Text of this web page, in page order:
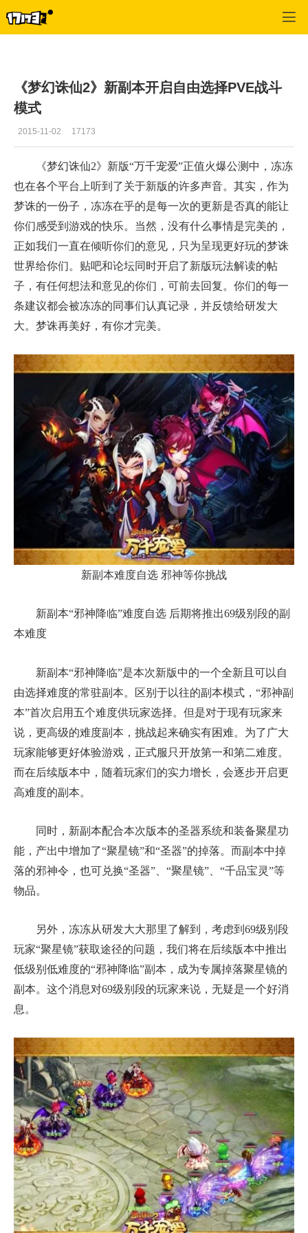
《梦幻诛仙2》新副本开启自由选择PVE战斗
模式
2015-11-02 17173
《梦幻诛仙2》新版“万千宠爱”正值火爆公测中，冻冻
也在各个平台上听到了关于新版的许多声音。其实，作为
梦诛的一份子，冻冻在乎的是每一次的更新是否真的能让
你们感受到游戏的快乐。当然，没有什么事情是完美的，
正如我们一直在倾听你们的意见，只为呈现更好玩的梦诛
世界给你们。贴吧和论坛同时开启了新版玩法解读的帖
子，有任何想法和意见的你们，可前去回复。你们的每一
条建议都会被冻冻的同事们认真记录，并反馈给研发大
大。梦诛再美好，有你才完美。
新副本难度自选 邪神等你挑战
新副本“邪神降临”难度自选 后期将推出69级别段的副
本难度
新副本“邪神降临”是本次新版中的一个全新且可以自
由选择难度的常驻副本。区别于以往的副本模式，“邪神副
本”首次启用五个难度供玩家选择。但是对于现有玩家来
说，更高级的难度副本，挑战起来确实有困难。为了广大
玩家能够更好体验游戏，正式服只开放第一和第二难度。
而在后续版本中，随着玩家们的实力增长，会逐步开启更
高难度的副本。
同时，新副本配合本次版本的圣器系统和装备聚星功
能，产出中增加了“聚星镜”和“圣器”的掉落。而副本中掉
落的邪神令，也可兑换“圣器”、“聚星镜”、“千品宝灵”等
物品。
另外，冻冻从研发大大那里了解到，考虑到69级别段
玩家“聚星镜”获取途径的问题，我们将在后续版本中推出
低级别低难度的“邪神降临”副本，成为专属掉落聚星镜的
副本。这个消息对69级别段的玩家来说，无疑是一个好消
息。